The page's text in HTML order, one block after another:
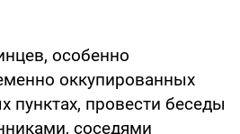
особенно
оккупированных
пунктах, провести беседы
соседями